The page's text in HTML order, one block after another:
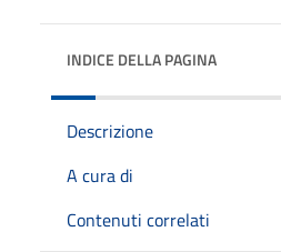
INDICE DELLA PAGINA
Descrizione
A cura di
Contenuti correlati